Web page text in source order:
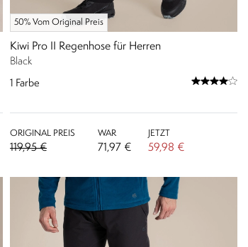
50% Vom Original Preis
Kiwi Pro II Regenhose für Herren
Black
1 Farbe
ORIGINAL PREIS
119,95 €
WAR
71,97 €
JETZT
59,98 €